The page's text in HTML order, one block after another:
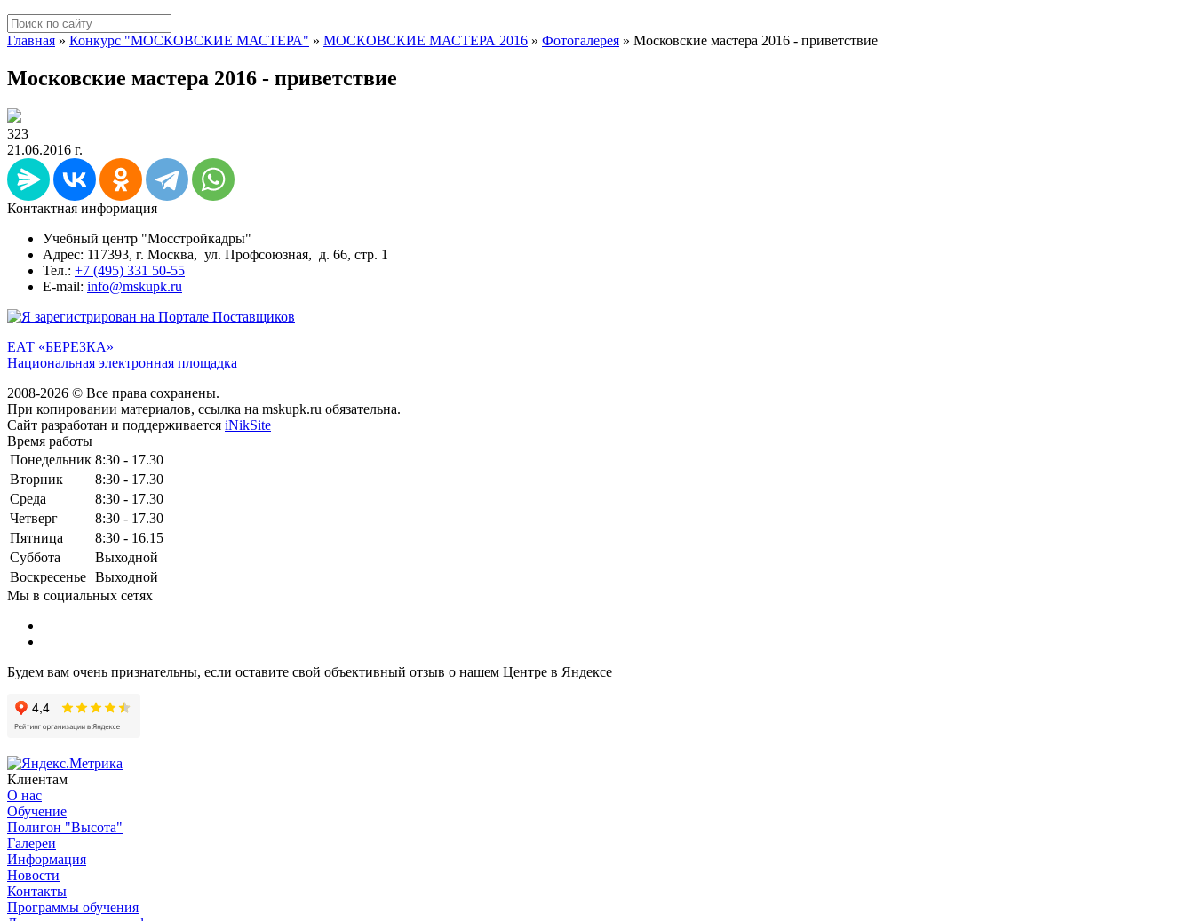
Главная » Конкурс "МОСКОВСКИЕ МАСТЕРА" » МОСКОВСКИЕ МАСТЕРА 2016 » Фотогалерея » Московские мастера 2016 - приветствие
Московские мастера 2016 - приветствие
323
21.06.2016 г.
Контактная информация
Учебный центр "Мосстройкадры"
Адрес: 117393, г. Москва, ул. Профсоюзная, д. 66, стр. 1
Тел.: +7 (495) 331 50-55
E-mail: info@mskupk.ru
ЕАТ «БЕРЕЗКА»
Национальная электронная площадка
2008-2026 © Все права сохранены.
При копировании материалов, ссылка на mskupk.ru обязательна.
Сайт разработан и поддерживается iNikSite
Время работы
Понедельник 8:30 - 17.30
Вторник
8:30 - 17.30
Среда
8:30 - 17.30
Четверг
8:30 - 17.30
Пятница
8:30 - 16.15
Суббота
Выходной
Воскресенье Выходной
Мы в социальных сетях
Будем вам очень признательны, если оставите свой объективный отзыв о нашем Центре в Яндексе
Клиентам
О нас
Обучение
Полигон "Высота"
Галереи
Информация
Новости
Контакты
Программы обучения